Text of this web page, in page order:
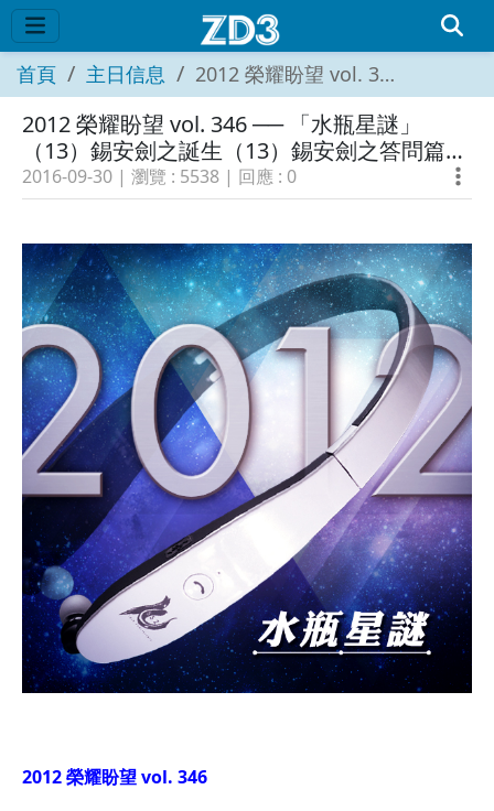
首頁 主日信息 2012 榮耀盼望 vol. 346 ── 「水瓶星謎」（13）錫安劍之誕生（13）錫安劍之答問篇（九）
2012 榮耀盼望 vol. 346 ── 「水瓶星謎」
（13）錫安劍之誕生（13）錫安劍之答問篇
（九）
2016-09-30 | 瀏覽 : 5538 | 回應 : 0
2012 榮耀盼望 vol. 346